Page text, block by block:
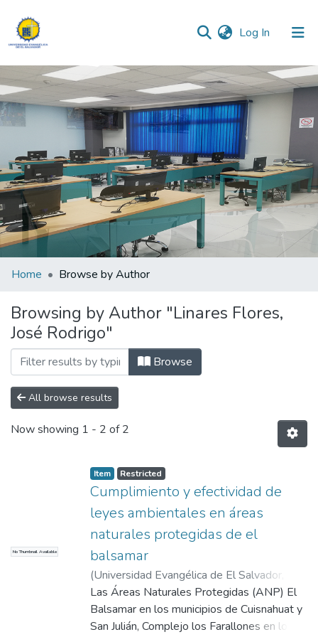
Log In (current)
Communities & Collections
All of DSpace
Home Browse by Author
Browsing by Author "Linares Flores,
José Rodrigo"
Browse
All browse results
Now showing 1 - 2 of 2
No Thumbnail Available
Item Restricted
Cumplimiento y efectividad de
leyes ambientales en áreas
naturales protegidas de el
balsamar
(Universidad Evangélica de El Salvador,
2022-05) Mendoza Abarca, Israel Ernesto
Linares Flores, José Rodrigo
Las Áreas Naturales Protegidas (ANP) El
Balsamar en los municipios de Cuisnahuat y
San Julián, Complejo los Farallones en los